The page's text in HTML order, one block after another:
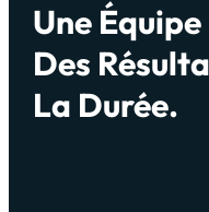
Une
Des
La Durée.